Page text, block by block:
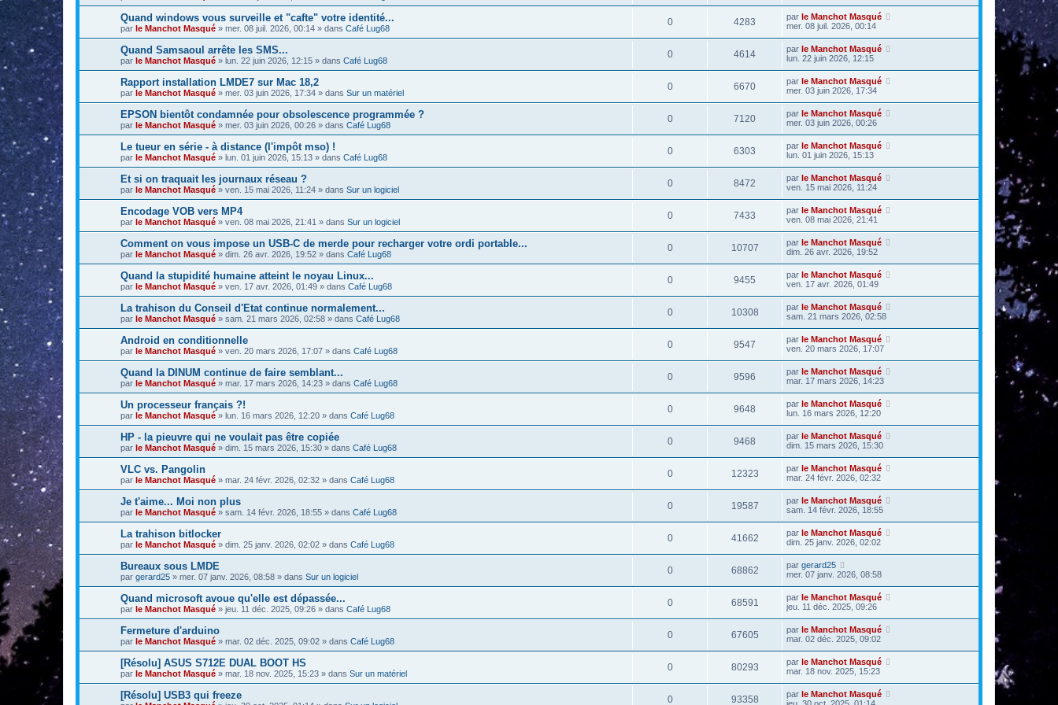
Quand windows vous surveille et "cafte" votre identité...
par le Manchot Masqué » mer. 08 juil. 2026, 00:14 » dans Café Lug68
0 4283 par le Manchot Masqué
mer. 08 juil. 2026, 00:14
Quand Samsaoul arrête les SMS...
par le Manchot Masqué » lun. 22 juin 2026, 12:15 » dans Café Lug68
0 4614 par le Manchot Masqué
lun. 22 juin 2026, 12:15
Rapport installation LMDE7 sur Mac 18,2
par le Manchot Masqué » mer. 03 juin 2026, 17:34 » dans Sur un matériel
0 6670 par le Manchot Masqué
mer. 03 juin 2026, 17:34
EPSON bientôt condamnée pour obsolescence programmée ?
par le Manchot Masqué » mer. 03 juin 2026, 00:26 » dans Café Lug68
0 7120 par le Manchot Masqué
mer. 03 juin 2026, 00:26
Le tueur en série - à distance (l'impôt mso) !
par le Manchot Masqué » lun. 01 juin 2026, 15:13 » dans Café Lug68
0 6303 par le Manchot Masqué
lun. 01 juin 2026, 15:13
Et si on traquait les journaux réseau ?
par le Manchot Masqué » ven. 15 mai 2026, 11:24 » dans Sur un logiciel
0 8472 par le Manchot Masqué
ven. 15 mai 2026, 11:24
Encodage VOB vers MP4
par le Manchot Masqué » ven. 08 mai 2026, 21:41 » dans Sur un logiciel
0 7433 par le Manchot Masqué
ven. 08 mai 2026, 21:41
Comment on vous impose un USB-C de merde pour recharger votre ordi portable...
par le Manchot Masqué » dim. 26 avr. 2026, 19:52 » dans Café Lug68
0 10707 par le Manchot Masqué
dim. 26 avr. 2026, 19:52
Quand la stupidité humaine atteint le noyau Linux...
par le Manchot Masqué » ven. 17 avr. 2026, 01:49 » dans Café Lug68
0 9455 par le Manchot Masqué
ven. 17 avr. 2026, 01:49
La trahison du Conseil d'Etat continue normalement...
par le Manchot Masqué » sam. 21 mars 2026, 02:58 » dans Café Lug68
0 10308 par le Manchot Masqué
sam. 21 mars 2026, 02:58
Android en conditionnelle
par le Manchot Masqué » ven. 20 mars 2026, 17:07 » dans Café Lug68
0 9547 par le Manchot Masqué
ven. 20 mars 2026, 17:07
Quand la DINUM continue de faire semblant...
par le Manchot Masqué » mar. 17 mars 2026, 14:23 » dans Café Lug68
0 9596 par le Manchot Masqué
mar. 17 mars 2026, 14:23
Un processeur français ?!
par le Manchot Masqué » lun. 16 mars 2026, 12:20 » dans Café Lug68
0 9648 par le Manchot Masqué
lun. 16 mars 2026, 12:20
HP - la pieuvre qui ne voulait pas être copiée
par le Manchot Masqué » dim. 15 mars 2026, 15:30 » dans Café Lug68
0 9468 par le Manchot Masqué
dim. 15 mars 2026, 15:30
VLC vs. Pangolin
par le Manchot Masqué » mar. 24 févr. 2026, 02:32 » dans Café Lug68
0 12323 par le Manchot Masqué
mar. 24 févr. 2026, 02:32
Je t'aime... Moi non plus
par le Manchot Masqué » sam. 14 févr. 2026, 18:55 » dans Café Lug68
0 19587 par le Manchot Masqué
sam. 14 févr. 2026, 18:55
La trahison bitlocker
par le Manchot Masqué » dim. 25 janv. 2026, 02:02 » dans Café Lug68
0 41662 par le Manchot Masqué
dim. 25 janv. 2026, 02:02
Bureaux sous LMDE
par gerard25 » mer. 07 janv. 2026, 08:58 » dans Sur un logiciel
0 68862 par gerard25
mer. 07 janv. 2026, 08:58
Quand microsoft avoue qu'elle est dépassée...
par le Manchot Masqué » jeu. 11 déc. 2025, 09:26 » dans Café Lug68
0 68591 par le Manchot Masqué
jeu. 11 déc. 2025, 09:26
Fermeture d'arduino
par le Manchot Masqué » mar. 02 déc. 2025, 09:02 » dans Café Lug68
0 67605 par le Manchot Masqué
mar. 02 déc. 2025, 09:02
[Résolu] ASUS S712E DUAL BOOT HS
par le Manchot Masqué » mar. 18 nov. 2025, 15:23 » dans Sur un matériel
0 80293 par le Manchot Masqué
mar. 18 nov. 2025, 15:23
[Résolu] USB3 qui freeze 0 93358 par le Manchot Masqué